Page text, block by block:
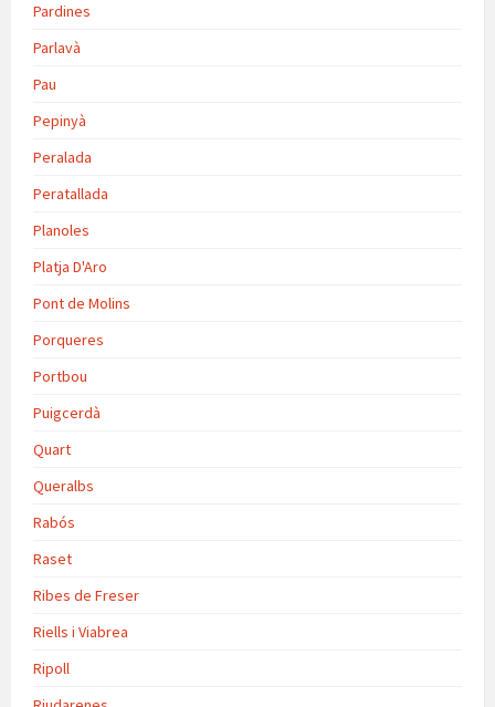
Pardines
Parlavà
Pau
Pepinyà
Peralada
Peratallada
Planoles
Platja D'Aro
Pont de Molins
Porqueres
Portbou
Puigcerdà
Quart
Queralbs
Rabós
Raset
Ribes de Freser
Riells i Viabrea
Ripoll